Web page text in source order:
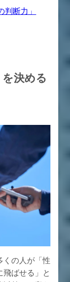
断力」
決める
くの人が「性
飛ばせる」と